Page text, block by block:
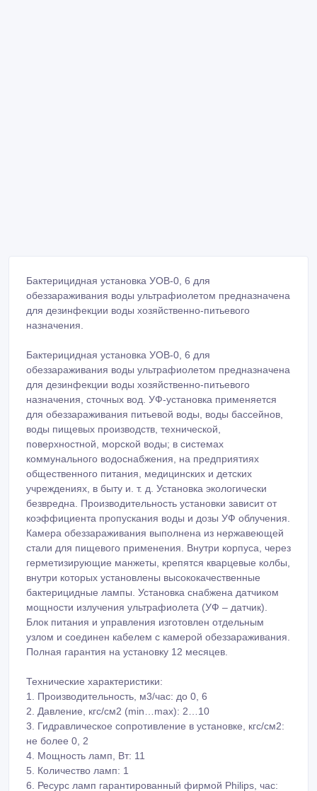
Бактерицидная установка УОВ-0, 6 для
обеззараживания воды ультрафиолетом предназначена
для дезинфекции воды хозяйственно-питьевого
назначения.
Бактерицидная установка УОВ-0, 6 для
обеззараживания воды ультрафиолетом предназначена
для дезинфекции воды хозяйственно-питьевого
назначения, сточных вод. УФ-установка применяется
для обеззараживания питьевой воды, воды бассейнов,
воды пищевых производств, технической,
поверхностной, морской воды; в системах
коммунального водоснабжения, на предприятиях
общественного питания, медицинских и детских
учреждениях, в быту и. т. д. Установка экологически
безвредна. Производительность установки зависит от
коэффициента пропускания воды и дозы УФ облучения.
Камера обеззараживания выполнена из нержавеющей
стали для пищевого применения. Внутри корпуса, через
герметизирующие манжеты, крепятся кварцевые колбы,
внутри которых установлены высококачественные
бактерицидные лампы. Установка снабжена датчиком
мощности излучения ультрафиолета (УФ – датчик).
Блок питания и управления изготовлен отдельным
узлом и соединен кабелем с камерой обеззараживания.
Полная гарантия на установку 12 месяцев.
Технические характеристики:
1. Производительность, м3/час: до 0, 6
2. Давление, кгс/см2 (min…max): 2…10
3. Гидравлическое сопротивление в установке, кгс/см2:
не более 0, 2
4. Мощность ламп, Вт: 11
5. Количество ламп: 1
6. Ресурс ламп гарантированный фирмой Philips, час: